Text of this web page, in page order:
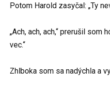
Potom Harold zasyčal: „Ty
„Ach, ach, ach,“ prerušil som
vec.“
Zhlboka som sa nadýchla a